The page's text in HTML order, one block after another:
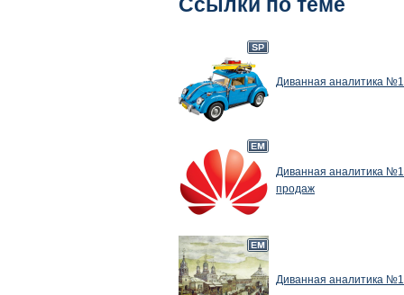
Диванная аналитика
Диванная аналитика
продаж
Диванная аналитика